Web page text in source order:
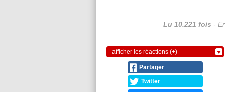
Lu 10.221 fois -
afficher les réactions (+)
Partager
Twitter